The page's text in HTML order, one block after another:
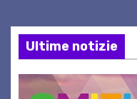
Ultime notizie